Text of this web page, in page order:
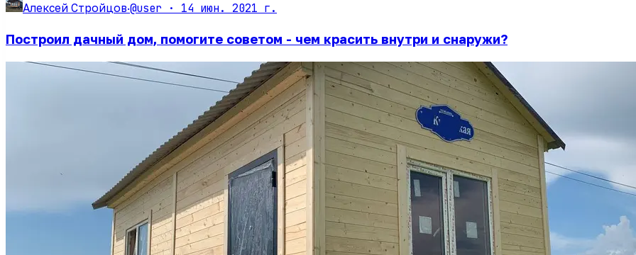
Алексей Стройцов·@user · 14 июн. 2021 г.
Построил дачный дом, помогите советом - чем красить внутри и снаружи?